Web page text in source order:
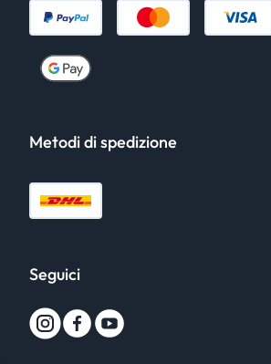
Metodi di spedizione
Seguici